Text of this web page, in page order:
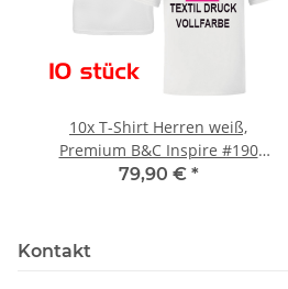
10x T-Shirt Herren weiß,
Premium B&C Inspire #190
Rundhals mit EINER
79,90 € *
Kontakt